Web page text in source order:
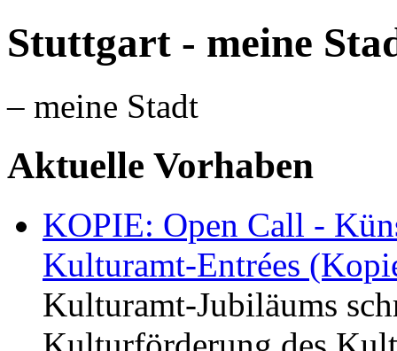
Stuttgart - meine
– meine Stadt
Aktuelle Vorhaben
KOPIE: Open Call -
Kulturamt-Entrées
Kulturamt-Jubiläums